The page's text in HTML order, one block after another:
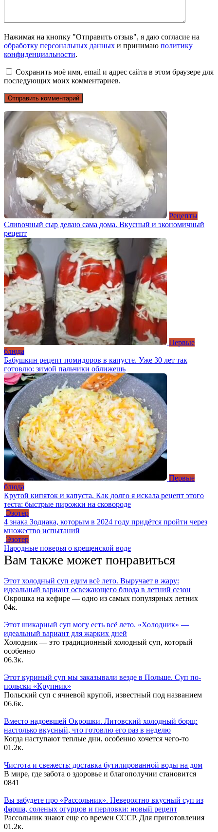
Нажимая на кнопку "Отправить отзыв", я даю согласие на
обработку персональных данных и принимаю политику
конфиденциальности.
Сохранить моё имя, email и адрес сайта в этом браузере для
последующих моих комментариев.
Рецепты
Сливочный сыр делаю сама дома. Вкусный и экономичный
рецепт
Первые
блюда
Бабушкин рецепт помидоров в капусте. Уже 30 лет так
готовлю: зимой пальчики оближешь
Первые
блюда
Крутой кипяток и капуста. Как долго я искала рецепт этого
теста: быстрые пирожки на сковороде
Эзотер
4 знака Зодиака, которым в 2024 году придётся пройти через
множество испытаний
Эзотер
Народные поверья о крещенской воде
Вам также может понравиться
Этот холодный суп едим всё лето. Выручает в жару:
идеальный вариант освежающего блюда в летний сезон
Окрошка на кефире — одно из самых популярных летних
04к.
Этот шикарный суп могу есть всё лето. «Холодник» —
идеальный вариант для жарких дней
Холодник — это традиционный холодный суп, который
особенно
06.3к.
Этот куриный суп мы заказывали везде в Польше. Суп по-
польски «Крупник»
Польский суп с ячневой крупой, известный под названием
06.6к.
Вместо надоевшей Окрошки. Литовский холодный борщ:
настолько вкусный, что готовлю его раз в неделю
Когда наступают теплые дни, особенно хочется чего-то
01.2к.
Чистота и свежесть: доставка бутилированной воды на дом
В мире, где забота о здоровье и благополучии становится
0841
Вы забудете про «Рассольник». Невероятно вкусный суп из
фарша, соленых огурцов и перловки: новый рецепт
Рассольник знают еще со времен СССР. Для приготовления
01.2к.